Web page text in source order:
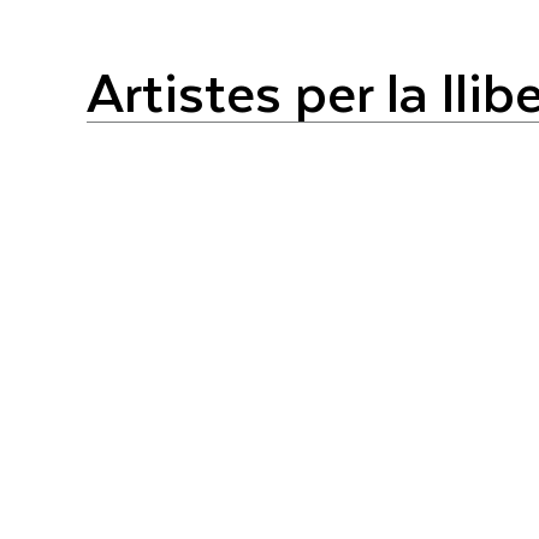
Artistes per la